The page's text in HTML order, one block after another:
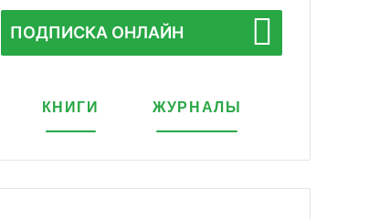
ПОДПИСКА ОНЛАЙН
КНИГИ ЖУРНАЛЫ